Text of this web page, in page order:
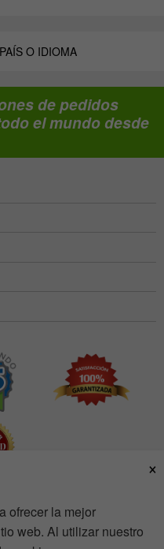
×
ofrecer la mejor
web. Al utilizar nuestro
O IDIOMA
de pedidos
el mundo desde
Política de privacidad